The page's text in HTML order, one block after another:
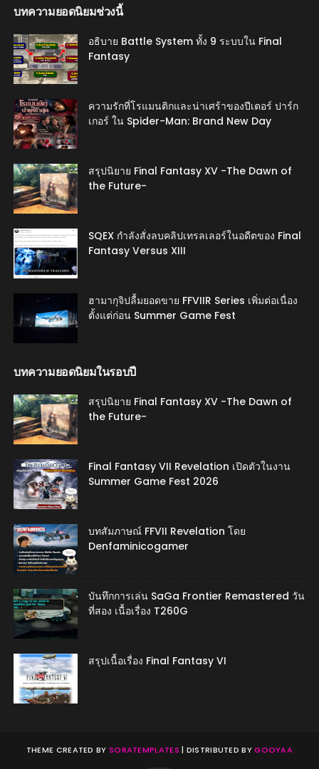
บทความยอดนิยมช่วงนี้
อธิบาย Battle System ทั้ง 9 ระบบใน Final
Fantasy
ความรักที่โรแมนติกและน่าเศร้าของปีเตอร์ ปาร์ก
เกอร์ ใน Spider-Man: Brand New Day
สรุปนิยาย Final Fantasy XV -The Dawn of
the Future-
SQEX กำลังสั่งลบคลิปเทรลเลอร์ในอดีตของ Final
Fantasy Versus XIII
ฮามากุจิปลื้มยอดขาย FFVIIR Series เพิ่มต่อเนื่อง
ตั้งแต่ก่อน Summer Game Fest
บทความยอดนิยมในรอบปี
สรุปนิยาย Final Fantasy XV -The Dawn of
the Future-
Final Fantasy VII Revelation เปิดตัวในงาน
Summer Game Fest 2026
บทสัมภาษณ์ FFVII Revelation โดย
Denfaminicogamer
บันทึกการเล่น SaGa Frontier Remastered วัน
ที่สอง เนื้อเรื่อง T260G
สรุปเนื้อเรื่อง Final Fantasy VI
THEME CREATED BY SORATEMPLATES | DISTRIBUTED BYGOOYAA